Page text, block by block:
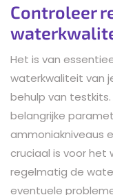
Controleer
Het is van
waterkwaliteit van
behulp van
belangrijke
ammoniakniveaus
cruciaal is voor het
regelmatig de
eventuele